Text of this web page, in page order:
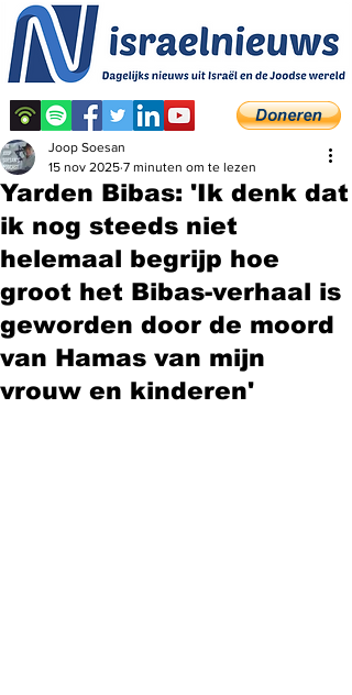
Yarden Bibas: 'Ik denk dat
ik nog steeds niet
helemaal begrijp hoe
groot het Bibas-verhaal is
geworden door de moord
van Hamas van mijn
vrouw en kinderen'
Joop Soesan
15 nov 2025 7 minuten om te lezen